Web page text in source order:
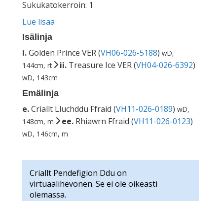
Sukukatokerroin: 1
Lue lisää
Isälinja
i.Golden Prince VER (VH06-026-5188) wD,
144cm, rt
ii. Treasure Ice VER (VH04-026-6392)
wD, 143cm
Emälinja
e.Criallt Lluchddu Ffraid (VH11-026-0189) wD,
148cm, m
ee. Rhiawrn Ffraid (VH11-026-0123)
wD, 146cm, m
Criallt Pendefigion Ddu on
virtuaalihevonen. Se ei ole oikeasti
olemassa.